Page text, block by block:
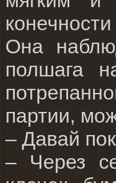
Она
полшага
партии,
– Давай
– Через